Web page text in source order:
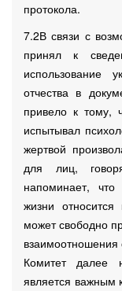
протокола.
7.2В связи с
принял к
использование
отчества в
привело к тому,
испытывал
жертвой
для лиц,
напоминает, что
жизни
может свободно
Комитет далее
является важным